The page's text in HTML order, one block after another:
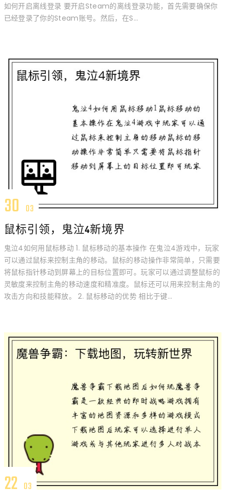
如何开启离线登录 要开启Steam的离线登录功能，首先需要确保你
已经登录了你的Steam账号。然后，在S...
30 03
鼠标引领，鬼泣4新境界
鬼泣4如何用鼠标移动 1. 鼠标移动的基本操作 在鬼泣4游戏中，玩家
可以通过鼠标来控制主角的移动。鼠标的移动操作非常简单，只需要
将鼠标指针移动到屏幕上的目标位置即可。玩家可以通过调整鼠标的
灵敏度来控制主角的移动速度和精准度。鼠标还可以用来控制主角的
攻击方向和技能释放。 2. 鼠标移动的优势 相比于键...
03